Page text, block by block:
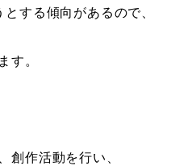
する傾向があるので、
す。
創作活動を行い、